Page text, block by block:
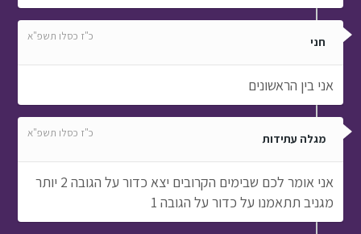
חני כ"ז כסלו תשפ"א
אני בין הראשונים
מגלה עתידות כ"ז כסלו תשפ"א
אני אומר לכם שבימים הקרובים יצא כדור על הגובה 2 יותר
מגניב תתאמנו על כדור על הגובה 1